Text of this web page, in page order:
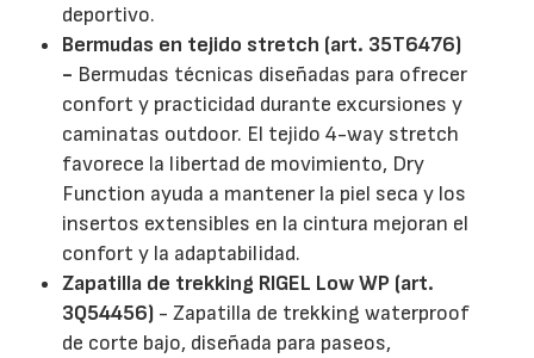
deportivo.
Bermudas en tejido stretch (art. 35T6476)
- Bermudas técnicas diseñadas para ofrecer
confort y practicidad durante excursiones y
caminatas outdoor. El tejido 4-way stretch
favorece la libertad de movimiento, Dry
Function ayuda a mantener la piel seca y los
insertos extensibles en la cintura mejoran el
confort y la adaptabilidad.
Zapatilla de trekking RIGEL Low WP (art.
3Q54456) - Zapatilla de trekking waterproof
de corte bajo, diseñada para paseos,